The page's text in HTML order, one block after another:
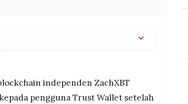
ekstensi Trust Wallet di browser
independen ZachXBT
pengguna Trust Wallet setelah